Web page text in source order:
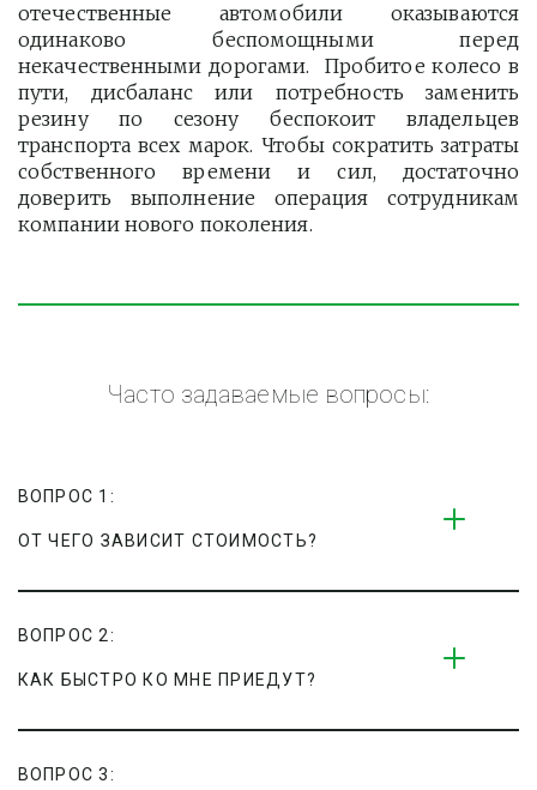
отечественные автомобили оказываются
одинаково беспомощными перед
некачественными дорогами. Пробитое колесо в
пути, дисбаланс или потребность заменить
резину по сезону беспокоит владельцев
транспорта всех марок. Чтобы сократить затраты
собственного времени и сил, достаточно
доверить выполнение операция сотрудникам
компании нового поколения.
Часто задаваемые вопросы:
ВОПРОС 1:
ОТ ЧЕГО ЗАВИСИТ СТОИМОСТЬ?
ВОПРОС 2:
КАК БЫСТРО КО МНЕ ПРИЕДУТ?
ВОПРОС 3: